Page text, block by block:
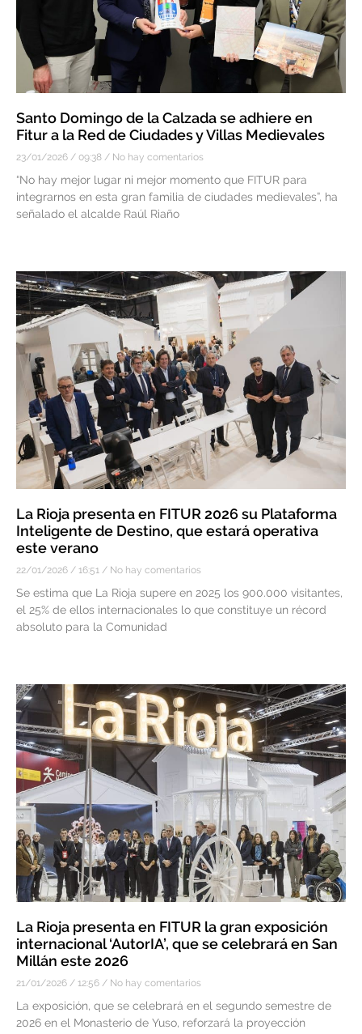
Santo Domingo de la Calzada se adhiere en
Fitur a la Red de Ciudades y Villas Medievales
23/01/2026 09:38 No hay comentarios
“No hay mejor lugar ni mejor momento que FITUR para
integrarnos en esta gran familia de ciudades medievales”, ha
señalado el alcalde Raúl Riaño
La Rioja presenta en FITUR 2026 su Plataforma
Inteligente de Destino, que estará operativa
este verano
22/01/2026 16:51 No hay comentarios
Se estima que La Rioja supere en 2025 los 900.000 visitantes,
el 25% de ellos internacionales lo que constituye un récord
absoluto para la Comunidad
La Rioja presenta en FITUR la gran exposición
internacional ‘AutorIA’, que se celebrará en San
Millán este 2026
21/01/2026 12:56 No hay comentarios
La exposición, que se celebrará en el segundo semestre de
2026 en el Monasterio de Yuso, reforzará la proyección